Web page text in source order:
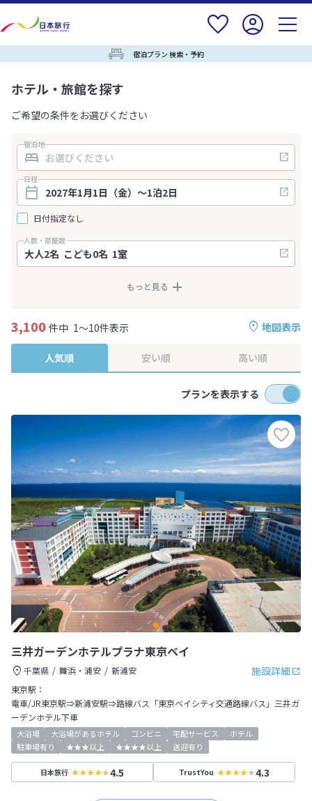
宿泊プラン 検索・予約
ホテル・旅館を探す
ご希望の条件をお選びください
宿泊地
日程
日付指定なし
人数・部屋数
もっと見る
地図表示
3,100 件中 1～10件表示
人気順 安い順 高い順
プランを表示する
三井ガーデンホテルプラナ東京ベイ
施設詳細
千葉県 舞浜・浦安
新浦安
東京駅：
電車/JR東京駅⇒新浦安駅⇒路線バス「東京ベイシティ交通路線バス」三井ガ
ーデンホテル下車
大浴場 大浴場があるホテル コンビニ 宅配サービス
ホテル
駐車場有り
★★★以上 ★★★★以上 送迎有り
日本旅行 4.5 TrustYou 4.3